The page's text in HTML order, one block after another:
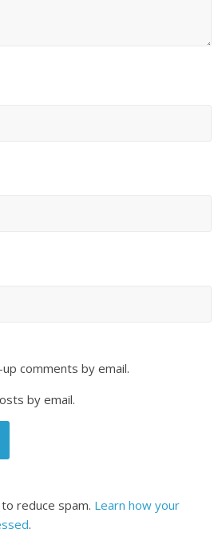
comments by email.
by email.
reduce spam. Learn how your
.